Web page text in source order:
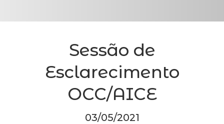
Sessão de
Esclarecimento
OCC/AICE
03/05/2021